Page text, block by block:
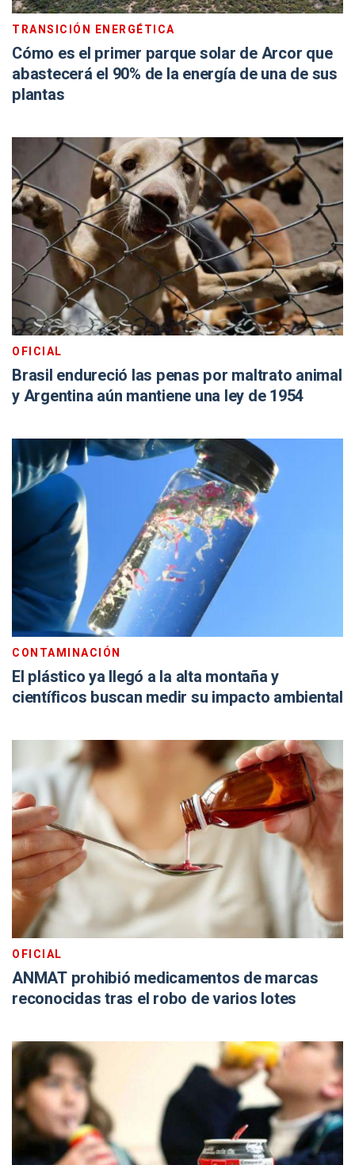
TRANSICIÓN ENERGÉTICA
Cómo es el primer parque solar de Arcor que
abastecerá el 90% de la energía de una de sus
plantas
OFICIAL
Brasil endureció las penas por maltrato animal
y Argentina aún mantiene una ley de 1954
CONTAMINACIÓN
El plástico ya llegó a la alta montaña y
científicos buscan medir su impacto ambiental
OFICIAL
ANMAT prohibió medicamentos de marcas
reconocidas tras el robo de varios lotes